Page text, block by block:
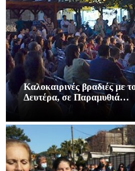
Καλοκαιρινές βραδιές με
Δευτέρα, σε Παραμυθιά…